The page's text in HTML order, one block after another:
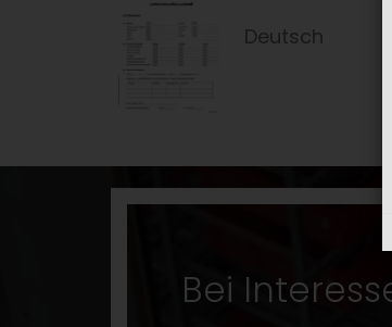
Deutsch
Bei